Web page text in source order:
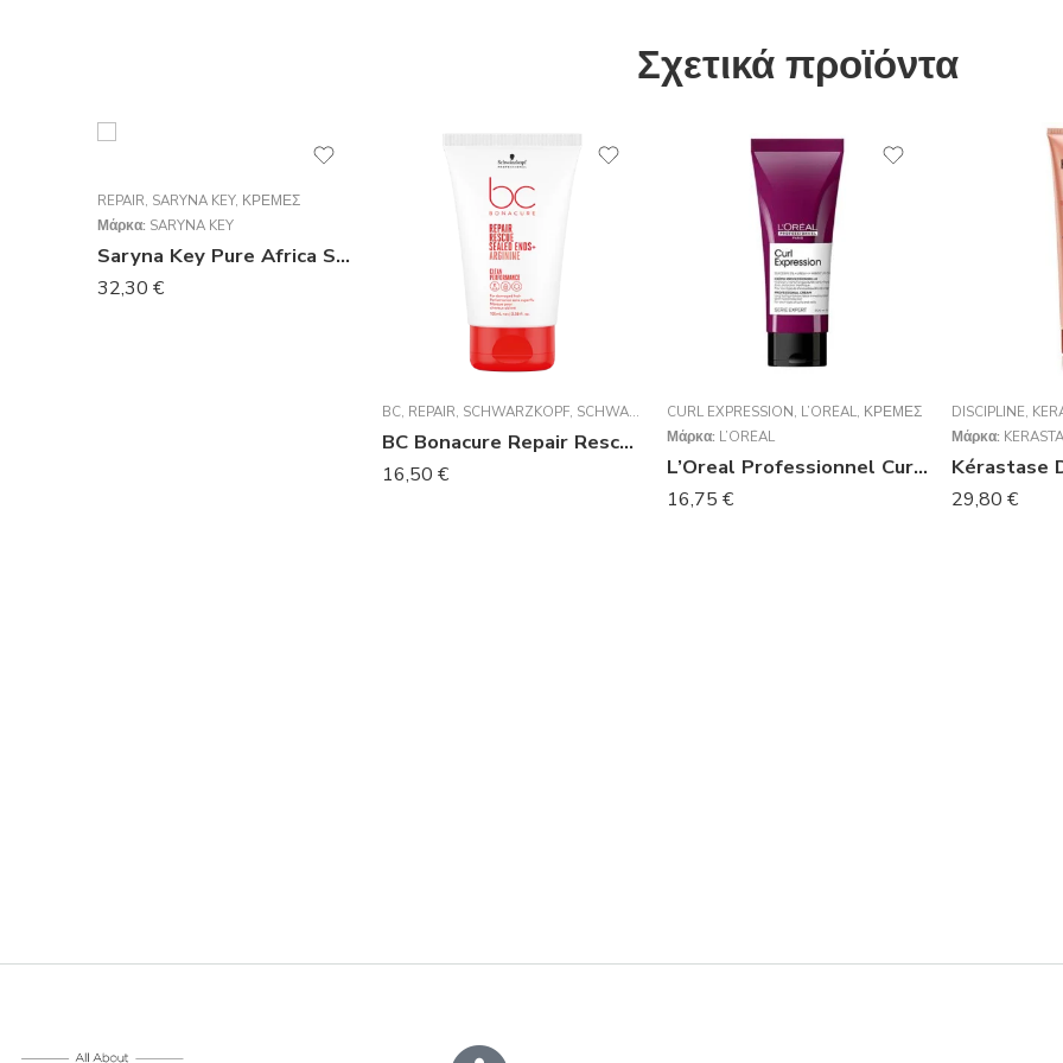
Σχετικά προϊόντα
REPAIR, SARYNA KEY, ΚΡΈΜΕΣ
Μάρκα: SARYNA KEY
Saryna Key Pure Africa Shea Damage Repair Cream Leave-in 300ml
32,30 €
BC, REPAIR, SCHWARZKOPF, SCHWARZKOPF PROFESSIONAL , ΜΆΣΚΕΣ
BC Bonacure Repair Rescue Sealed Ends+ 100ml
16,50 €
CURL EXPRESSION, L’ORÉAL, ΚΡΈΜΕΣ
Μάρκα: L’ORÉAL
L’Oreal Professionnel Curl Expression Long Lasting​ Intensive Moisturizer​ 200ml
16,75 €
DISCIPLINE,
Μάρκα:
29,80 €